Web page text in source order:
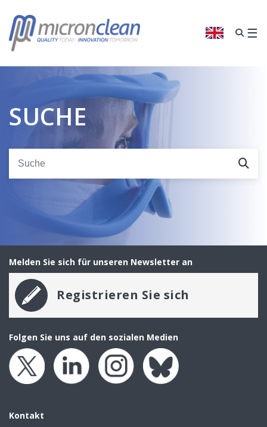
glauben,
dass
Sie
dem
Vereinigten
kommen.
SIE
REGION
☰
SUCHE
Melden Sie sich für unseren Newsletter an
Registrieren Sie sich
Folgen Sie uns auf den sozialen Medien
Kontakt